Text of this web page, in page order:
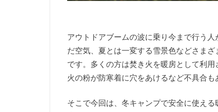
アウトドアブームの波に乗り今まで行う
だ空気、夏とは一変する雪景色などさま
です。多くの方は焚き火を暖房として利
火の粉が防寒着に穴をあけるなど不具合も
そこで今回は、冬キャンプで安全に使え